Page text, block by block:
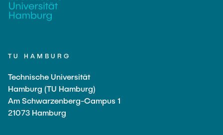
TU HAMBURG
Technische Universität
Hamburg (TU Hamburg)
Am Schwarzenberg-Campus 1
21073 Hamburg